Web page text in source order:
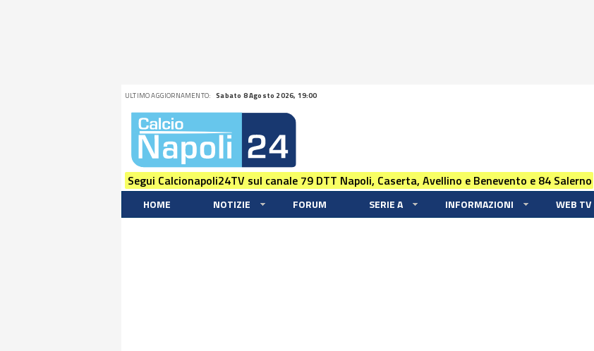
ULTIMO AGGIORNAMENTO: Sabato 8 Agosto 2026, 19:00
Segui Calcionapoli24TV sul canale 79 DTT Napoli, Caserta, Avellino e Benevento e 84 Salerno
HOME NOTIZIE FORUM SERIE A INFORMAZIONI WEB TV